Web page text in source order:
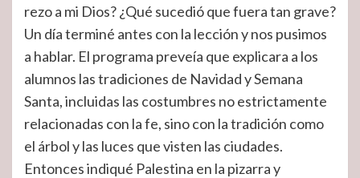
rezo a mi Dios? ¿Qué sucedió que fuera tan grave?
Un día terminé antes con la lección y nos pusimos
a hablar. El programa preveía que explicara a los
alumnos las tradiciones de Navidad y Semana
Santa, incluidas las costumbres no estrictamente
relacionadas con la fe, sino con la tradición como
el árbol y las luces que visten las ciudades.
Entonces indiqué Palestina en la pizarra y